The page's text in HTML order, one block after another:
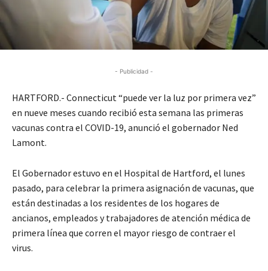
- Publicidad -
HARTFORD.- Connecticut “puede ver la luz por primera vez”
en nueve meses cuando recibió esta semana las primeras
vacunas contra el COVID-19, anunció el gobernador Ned
Lamont.
El Gobernador estuvo en el Hospital de Hartford, el lunes
pasado, para celebrar la primera asignación de vacunas, que
están destinadas a los residentes de los hogares de
ancianos, empleados y trabajadores de atención médica de
primera línea que corren el mayor riesgo de contraer el
virus.